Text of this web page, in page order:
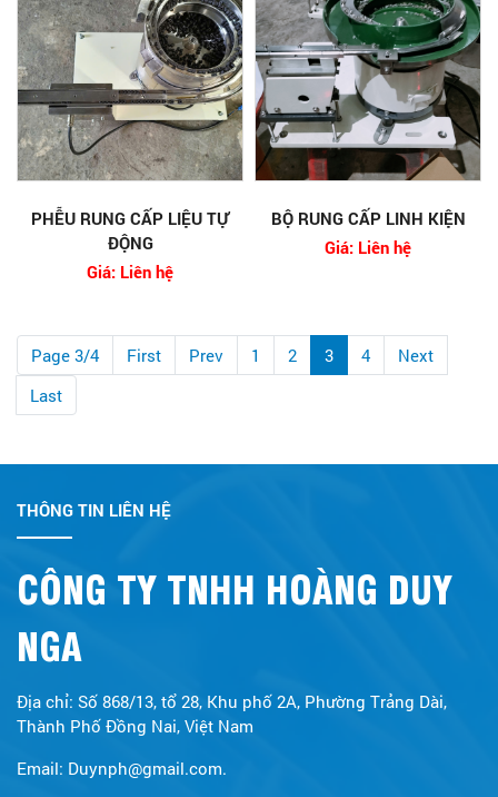
PHỄU RUNG CẤP LIỆU TỰ
ĐỘNG
Giá: Liên hệ
BỘ RUNG CẤP LINH KIỆN
Giá: Liên hệ
Page 3/4 First Prev 1 2 3 4
Next
Last
THÔNG TIN LIÊN HỆ
CÔNG TY TNHH HOÀNG DUY
NGA
Địa chỉ: Số 868/13, tổ 28, Khu phố 2A, Phường Trảng Dài,
Thành Phố Đồng Nai, Việt Nam
Email: Duynph@gmail.com.